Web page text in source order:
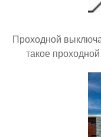
Проходной
такое